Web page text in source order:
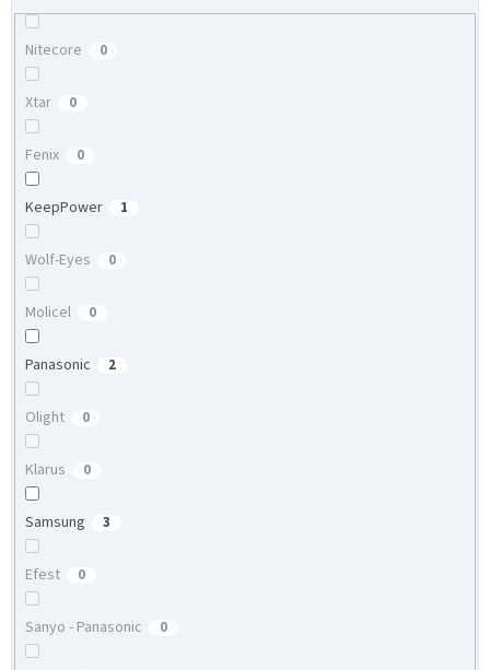
Nitecore 0
Xtar 0
Fenix 0
KeepPower 1
Wolf-Eyes 0
Molicel 0
Panasonic 2
Olight 0
Klarus 0
Samsung 3
Efest 0
Sanyo - Panasonic 0